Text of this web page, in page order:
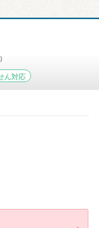
ん対応